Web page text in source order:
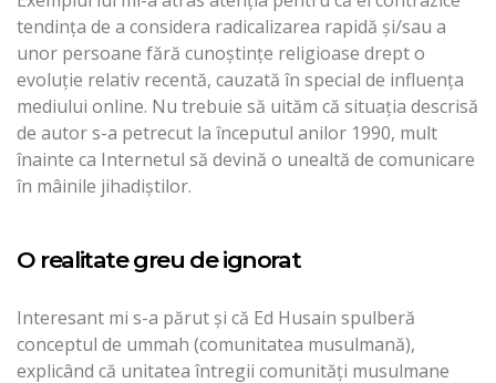
tendința de a considera radicalizarea rapidă și/sau a
unor persoane fără cunoștințe religioase drept o
evoluție relativ recentă, cauzată în special de influența
mediului online. Nu trebuie să uităm că situația descrisă
de autor s-a petrecut la începutul anilor 1990, mult
înainte ca Internetul să devină o unealtă de comunicare
în mâinile jihadiștilor.
O realitate greu de ignorat
Interesant mi s-a părut și că Ed Husain spulberă
conceptul de ummah (comunitatea musulmană),
explicând că unitatea întregii comunități musulmane